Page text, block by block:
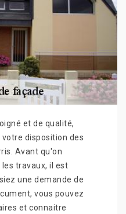
et de qualité,
votre disposition des
Avant qu'on
travaux, il est
une demande de
vous pouvez
et connaitre